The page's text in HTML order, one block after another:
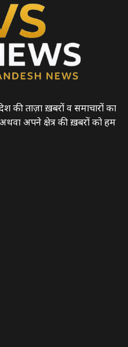
की ताज़ा ख़बरों व समाचारों का
अपने क्षेत्र की ख़बरों को हम